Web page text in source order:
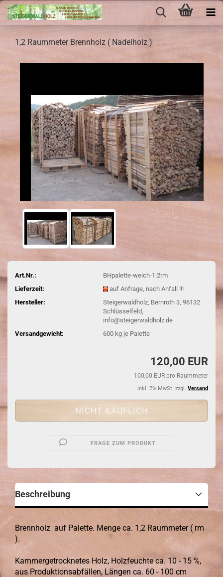
1,2 Raum­me­ter Brenn­holz ( Na­del­holz )
Art.Nr.:
BHpalette-weich-1.2rm
Lieferzeit:
auf Anfrage, nach Anfall !!!
Hersteller:
Steigerwaldholz, Bernroth 3, 96132
Schlüsselfeld,
info@steigerwaldholz.de
Versandgewicht:
600kg je Palette
120,00 EUR
100,00 EUR pro Raummeter
inkl. 7% MwSt. zzgl. Versand
FRAGE ZUM PRODUKT
Beschreibung
Brennholz auf Palette. Menge ca. 1,2 Raummeter ( rm
).
Kammergetrocknetes Holz, Holzfeuchte ca. 10 - 15 %,
aus Produktionsabfällen, Längen ca. 60 - 100 cm